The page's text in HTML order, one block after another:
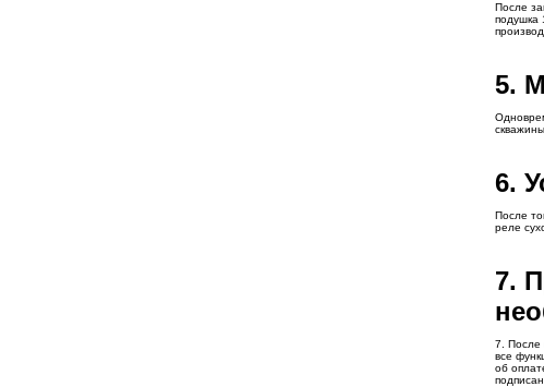
После
подушка
5.
скважины.
6.
После
реле
7.
7. После
все
об